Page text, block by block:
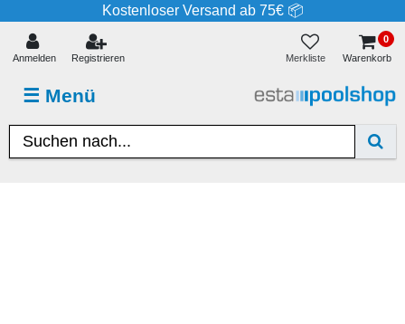
Kostenloser Versand ab 75€ 📦
☰ Menü
Anmelden Registrieren Merkliste
0
Warenkorb